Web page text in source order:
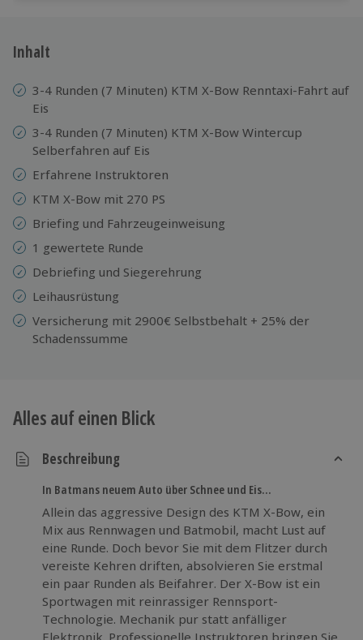
Jeder Gutschein für alle Erlebnisse einlösbar.
Inhalt
3-4 Runden (7 Minuten) KTM X-Bow Renntaxi-Fahrt auf
Eis
3-4 Runden (7 Minuten) KTM X-Bow Wintercup
Selberfahren auf Eis
Erfahrene Instruktoren
KTM X-Bow mit 270 PS
Briefing und Fahrzeugeinweisung
1 gewertete Runde
Debriefing und Siegerehrung
Leihausrüstung
Versicherung mit 2900€ Selbstbehalt + 25% der
Schadenssumme
Alles auf einen Blick
Beschreibung
In Batmans neuem Auto über Schnee und Eis...
Allein das aggressive Design des KTM X-Bow, ein
Mix aus Rennwagen und Batmobil, macht Lust auf
eine Runde. Doch bevor Sie mit dem Flitzer durch
vereiste Kehren driften, absolvieren Sie erstmal
ein paar Runden als Beifahrer. Der X-Bow ist ein
Sportwagen mit reinrassiger Rennsport-
Technologie. Mechanik pur statt anfälliger
Elektronik. Professionelle Instruktoren bringen Sie